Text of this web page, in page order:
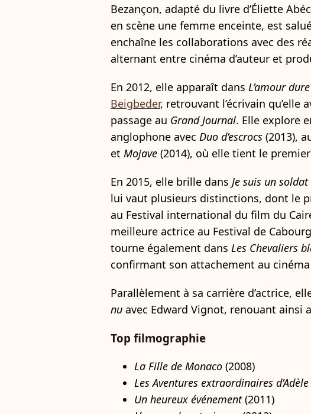
Bezançon, adapté du livre d’Éliette
en scène une femme enceinte, est
enchaîne les collaborations avec des
alternant entre cinéma d’auteur et
En 2012, elle apparaît dans L’amour
Beigbeder, retrouvant l’écrivain qu’elle
passage au Grand Journal. Elle explore
anglophone avec Duo d’escrocs (2013),
et Mojave (2014), où elle tient le
En 2015, elle brille dans Je suis un soldat
lui vaut plusieurs distinctions, dont le
au Festival international du film du
meilleure actrice au Festival de
tourne également dans Les Chevaliers
confirmant son attachement au cinéma
Parallèlement à sa carrière d’actrice,
nu avec Edward Vignot, renouant ainsi
Top filmographie
La Fille de Monaco (2008)
Les Aventures extraordinaires
Un heureux événement(2011)